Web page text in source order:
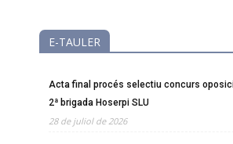
E-TAULER
Acta final procés selectiu concurs
2ª brigada Hoserpi SLU
28 de juliol de 2026